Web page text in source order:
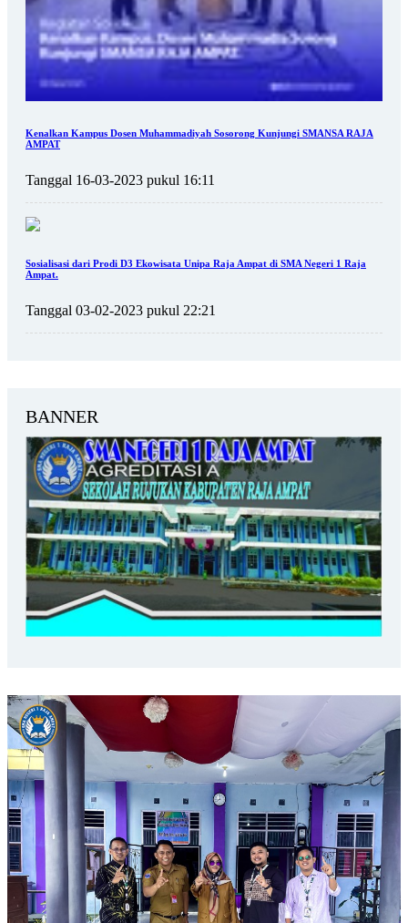
Kenalkan Kampus Dosen Muhammadiyah Sosorong Kunjungi SMANSA RAJA
AMPAT
Tanggal 16-03-2023 pukul 16:11
Sosialisasi dari Prodi D3 Ekowisata Unipa Raja Ampat di SMA Negeri 1 Raja
Ampat.
Tanggal 03-02-2023 pukul 22:21
BANNER